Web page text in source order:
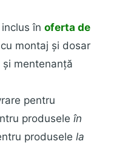
înoferta de
cu montaj și dosar
mentenanță
pentru
produseleîn
produselela